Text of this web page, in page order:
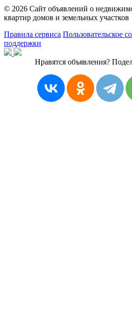
© 2026 Сайт объявлений о
квартир домов и земельных участков
Правила сервиса Пользовательское
поддержки
Нравятся объявления?